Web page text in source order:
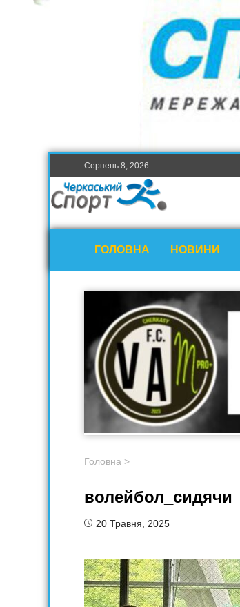
Серпень 8, 2026
ГОЛОВНА НОВИНИ
Головна >
волейбол_сидячи
20 Травня, 2025